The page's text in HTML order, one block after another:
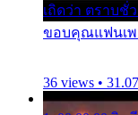
เถิดว่า ตราบชั่
ขอบคุณแฟนเพล
36 views •